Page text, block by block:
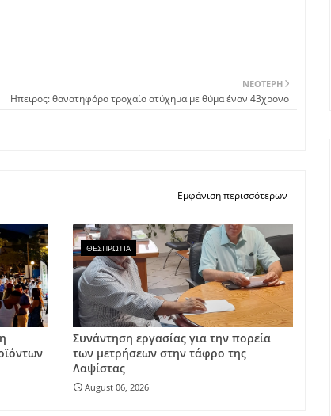
ΝΕΌΤΕΡΗ
Ηπειρος: θανατηφόρο τροχαίο ατύχημα με θύμα έναν 43χρονο
Εμφάνιση περισσότερων
ΘΕΣΠΡΩΤΙΑ
Συνάντηση εργασίας για την πορεία
των μετρήσεων στην τάφρο της
Λαψίστας
August 06, 2026